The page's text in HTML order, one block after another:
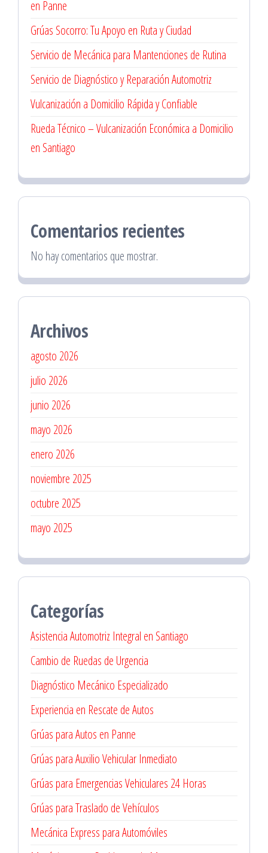
en Panne
Grúas Socorro: Tu Apoyo en Ruta y Ciudad
Servicio de Mecánica para Mantenciones de Rutina
Servicio de Diagnóstico y Reparación Automotriz
Vulcanización a Domicilio Rápida y Confiable
Rueda Técnico – Vulcanización Económica a Domicilio
en Santiago
Comentarios recientes
No hay comentarios que mostrar.
Archivos
agosto 2026
julio 2026
junio 2026
mayo 2026
enero 2026
noviembre 2025
octubre 2025
mayo 2025
Categorías
Asistencia Automotriz Integral en Santiago
Cambio de Ruedas de Urgencia
Diagnóstico Mecánico Especializado
Experiencia en Rescate de Autos
Grúas para Autos en Panne
Grúas para Auxilio Vehicular Inmediato
Grúas para Emergencias Vehiculares 24 Horas
Grúas para Traslado de Vehículos
Mecánica Express para Automóviles